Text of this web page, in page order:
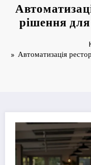
рішення для
Автоматизація